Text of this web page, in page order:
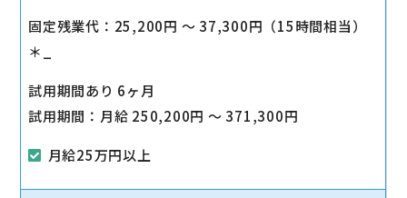
固定残業代：25,200円 〜 37,300円（15時間相当）
＊_
試用期間あり 6ヶ月
試用期間：月給 250,200円 〜 371,300円
月給25万円以上